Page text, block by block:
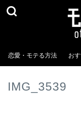
恋愛・モテる方法 お
IMG_3539